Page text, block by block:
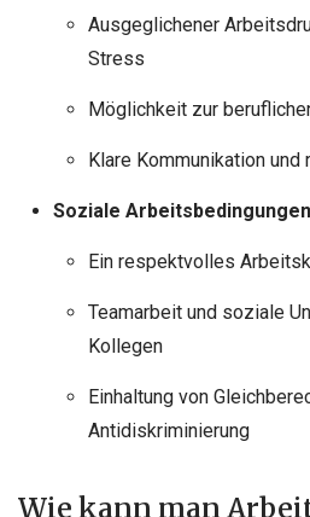
Ausgeglichener
Stress
Möglichkeit zur
Klare Kommunikation
Soziale Arbeitsbedingungen
Ein respektvolles
Teamarbeit und soziale
Kollegen
Einhaltung von
Antidiskriminierung
Wie kann man